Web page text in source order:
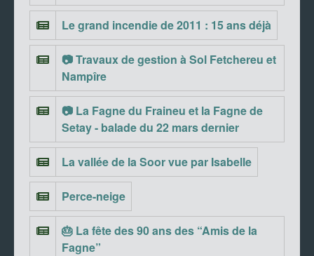
Le grand incendie de 2011 : 15 ans déjà
📷 Travaux de gestion à Sol Fetchereu et
Nampîre
📷 La Fagne du Fraineu et la Fagne de
Setay - balade du 22 mars dernier
La vallée de la Soor vue par Isabelle
Perce-neige
🎂 La fête des 90 ans des “Amis de la
Fagne”